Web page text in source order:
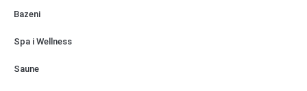
Bazeni
Spa i Wellness
Saune